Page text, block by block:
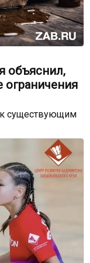
объяснил,
к существующим